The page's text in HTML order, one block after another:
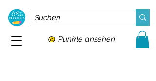
Punkte ansehen